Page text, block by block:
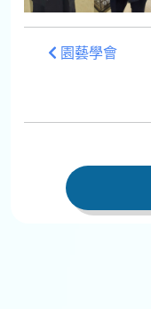
園藝學會